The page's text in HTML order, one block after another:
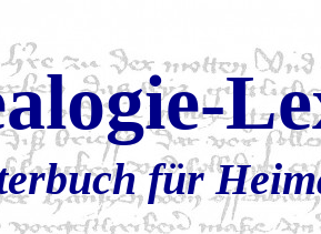
für